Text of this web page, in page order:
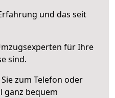
und das seit
für Ihre
sind.
zum Telefon oder
ganz bequem